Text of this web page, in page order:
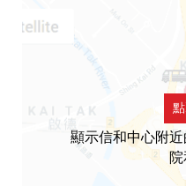
顯示信和中心附